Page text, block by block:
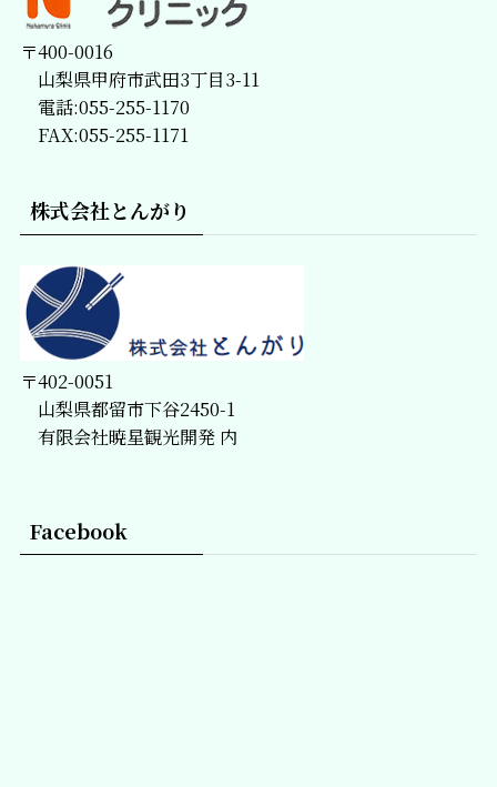
〒400-0016
山梨県甲府市武田3丁目3-11
電話:055-255-1170
FAX:055-255-1171
株式会社とんがり
〒402-0051
山梨県都留市下谷2450-1
有限会社暁星観光開発 内
Facebook